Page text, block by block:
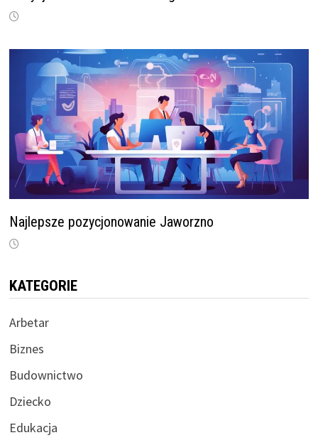
Najlepsze pozycjonowanie Jaworzno
KATEGORIE
Arbetar
Biznes
Budownictwo
Dziecko
Edukacja